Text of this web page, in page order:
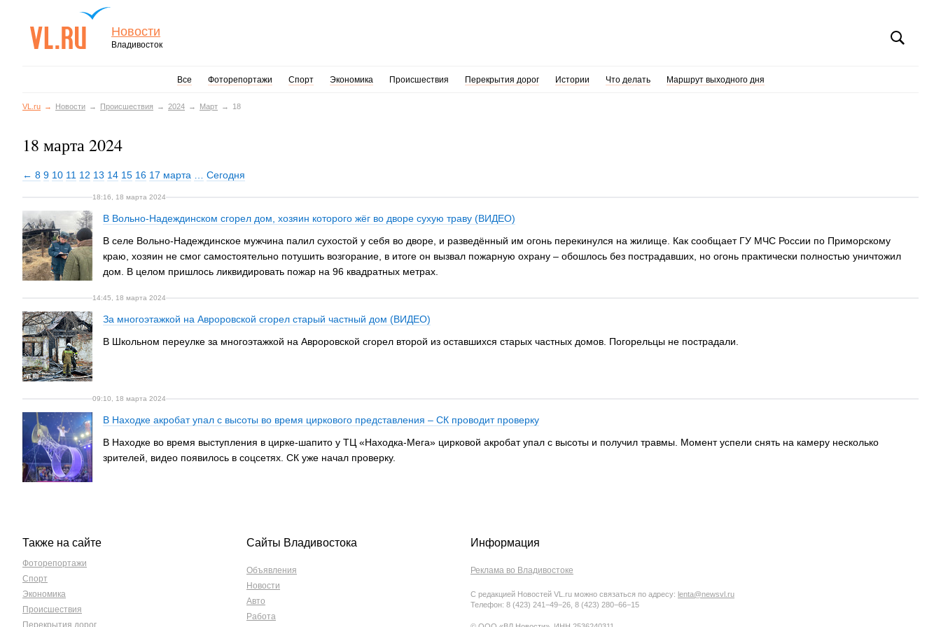
Новости
Владивосток
Все Фоторепортажи Спорт Экономика Происшествия Перекрытия дорог Истории Что делать Маршрут выходного дня
VL.ru Новости Происшествия 2024 Март 18
18 марта 2024
← 8 9 10 11 12 13 14 15 16 17 марта Сегодня
18:16, 18 марта 2024
В Вольно-Надеждинском сгорел дом, хозяин которого жёг во дворе сухую траву (ВИДЕО)
В селе Вольно-Надеждинское мужчина палил сухостой у себя во дворе, и разведённый им огонь перекинулся на жилище. Как сообщает ГУ МЧС России по Приморскому
краю, хозяин не смог самостоятельно потушить возгорание, в итоге он вызвал пожарную охрану – обошлось без пострадавших, но огонь практически полностью уничтожил
дом. В целом пришлось ликвидировать пожар на 96 квадратных метрах.
14:45, 18 марта 2024
За многоэтажкой на Авроровской сгорел старый частный дом (ВИДЕО)
В Школьном переулке за многоэтажкой на Авроровской сгорел второй из оставшихся старых частных домов. Погорельцы не пострадали.
09:10, 18 марта 2024
В Находке акробат упал с высоты во время циркового представления – СК проводит проверку
В Находке во время выступления в цирке-шапито у ТЦ «Находка-Мега» цирковой акробат упал с высоты и получил травмы. Момент успели снять на камеру несколько
зрителей, видео появилось в соцсетях. СК уже начал проверку.
Также на сайте
Фоторепортажи
Спорт
Экономика
Происшествия
Перекрытия дорог
Сайты Владивостока
Объявления
Новости
Авто
Работа
Информация
Реклама во Владивостоке
С редакцией Новостей VL.ru можно связаться по адресу: lenta@newsvl.ru
Телефон: 8 (423) 241−49−26, 8 (423) 280−66−15